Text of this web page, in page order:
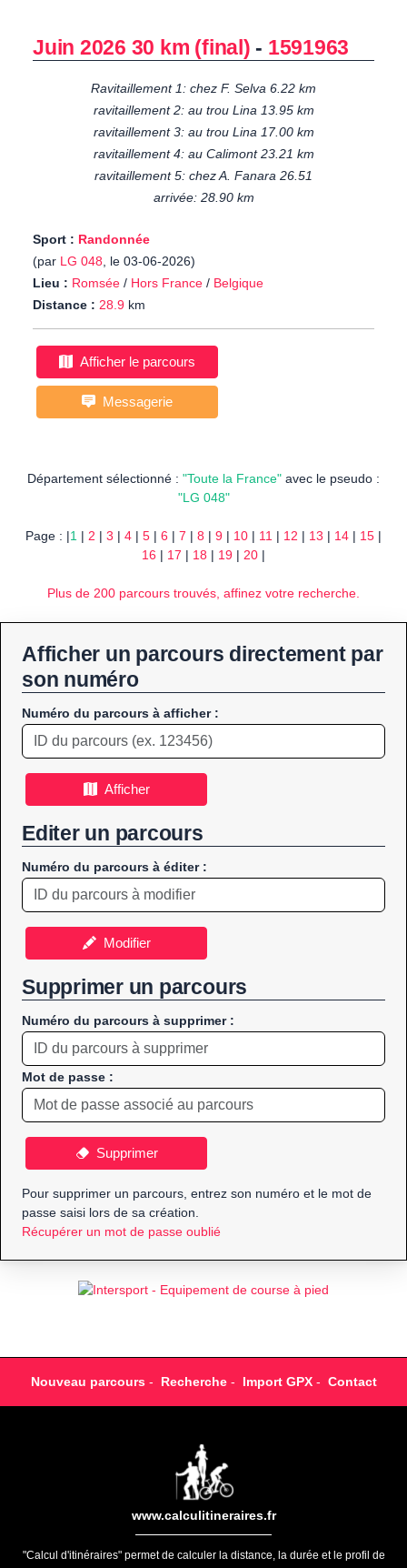
Juin 2026 30 km (final) - 1591963
Ravitaillement 1: chez F. Selva 6.22 km
ravitaillement 2: au trou Lina 13.95 km
ravitaillement 3: au trou Lina 17.00 km
ravitaillement 4: au Calimont 23.21 km
ravitaillement 5: chez A. Fanara 26.51
arrivée: 28.90 km
Sport : Randonnée
(par LG 048, le 03-06-2026)
Lieu : Romsée / Hors France / Belgique
Distance : 28.9 km
Afficher le parcours
Messagerie
Département sélectionné : "Toute la France" avec le pseudo :
"LG 048"
Page : |1 | 2 | 3 | 4 | 5 | 6 | 7 | 8 | 9 | 10 | 11 | 12 | 13 | 14 | 15 |
16 | 17 | 18 | 19 | 20 |
Plus de 200 parcours trouvés, affinez votre recherche.
Afficher un parcours directement par
son numéro
Numéro du parcours à afficher :
Afficher
Editer un parcours
Numéro du parcours à éditer :
Modifier
Supprimer un parcours
Numéro du parcours à supprimer :
Mot de passe :
Supprimer
Pour supprimer un parcours, entrez son numéro et le mot de
passe saisi lors de sa création.
Récupérer un mot de passe oublié
Nouveau parcours- Recherche- Import GPX- Contact
www.calculitineraires.fr
"Calcul d'itinéraires" permet de calculer la distance, la durée et le profil de